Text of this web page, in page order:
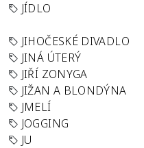
JÍDLO
JIHOČESKÉ DIVADLO
JINÁ ÚTERÝ
JIŘÍ ZONYGA
JIŽAN A BLONDÝNA
JMELÍ
JOGGING
JU